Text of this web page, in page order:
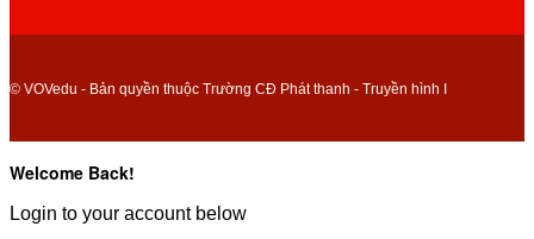
© VOVedu - Bản quyền thuộc Trường CĐ Phát thanh - Truyền hình I
Welcome Back!
Login to your account below